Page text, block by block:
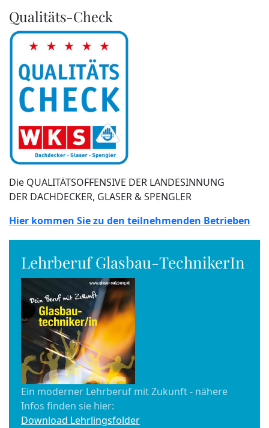
Qualitäts-Check
Die QUALITÄTSOFFENSIVE DER LANDESINNUNG
DER DACHDECKER, GLASER & SPENGLER
Hier kommen Sie zu den teilnehmenden Betrieben
Lehrberuf Glasbau-TechnikerIn
Ein moderner Lehrberuf mit Zukunft - nähere
Infos finden sie hier:
Download Lehrlingsfolder